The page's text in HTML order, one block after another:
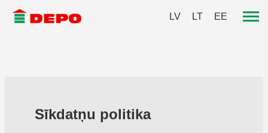
LV LT EE
Sīkdatņu politika